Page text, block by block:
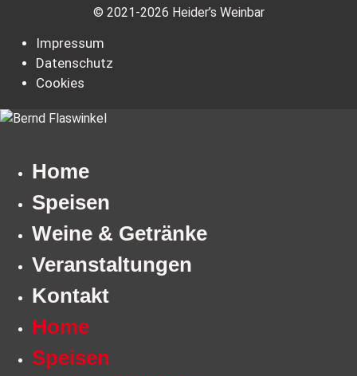
© 2021-2026 Heider’s Weinbar
Impressum
Datenschutz
Cookies
Home
Speisen
Weine & Getränke
Veranstaltungen
Kontakt
Home
Speisen